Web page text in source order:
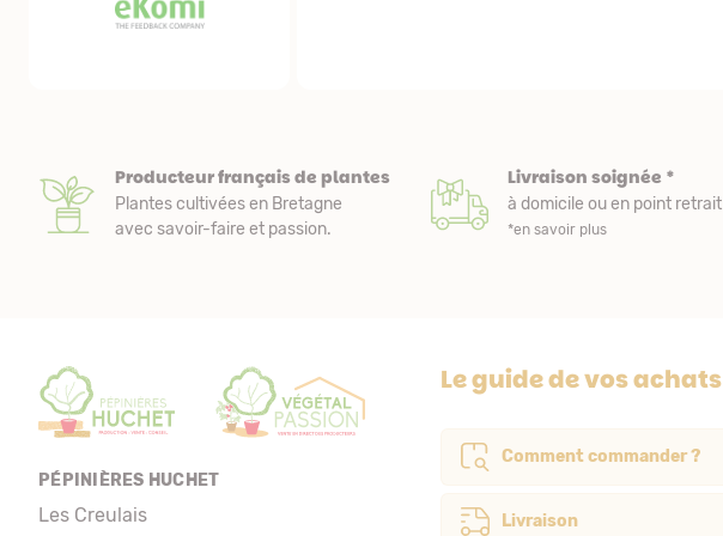
avons fait une première commande et tout étant
parfait, nous avons acheté de nouveaux plants.
Producteur français de plantes
Plantes cultivées en Bretagne
avec savoir-faire et passion.
Livraison soignée *
à domicile ou en point retrait
*en savoir plus
Le guide de vos achats
Comment commander ?
Livraison
PÉPINIÈRES HUCHET
Les Creulais